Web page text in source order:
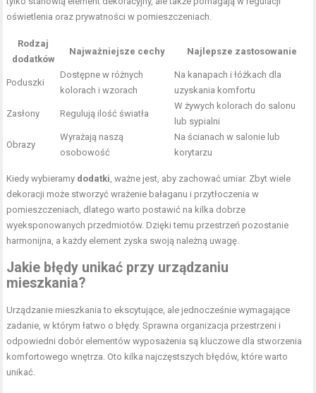
oświetlenia oraz prywatności w pomieszczeniach.
Rodzaj
dodatków
Najważniejsze cechy Najlepsze zastosowanie
Poduszki
Dostępne w różnych
kolorach i wzorach
Na kanapach i łóżkach dla
uzyskania komfortu
Zasłony Regulują ilość światła
W żywych kolorach do salonu
lub sypialni
Obrazy
Wyrażają naszą
osobowość
Na ścianach w salonie lub
korytarzu
Kiedy wybieramy dodatki, ważne jest, aby zachować umiar. Zbyt wiele
dekoracji może stworzyć wrażenie bałaganu i przytłoczenia w
pomieszczeniach, dlatego warto postawić na kilka dobrze
wyeksponowanych przedmiotów. Dzięki temu przestrzeń pozostanie
harmonijna, a każdy element zyska swoją należną uwagę.
Jakie błędy unikać przy urządzaniu
mieszkania?
Urządzanie mieszkania to ekscytujące, ale jednocześnie wymagające
zadanie, w którym łatwo o błędy. Sprawna organizacja przestrzeni i
odpowiedni dobór elementów wyposażenia są kluczowe dla stworzenia
komfortowego wnętrza. Oto kilka najczęstszych błędów, które warto
unikać.